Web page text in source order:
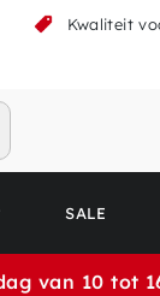
Kwaliteit
SALE
van 10 tot